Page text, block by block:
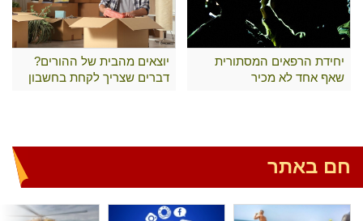
יחידת הרפאים המסתורית
שאף אחד לא מכיר
יוצאים מהבית של ההורים?
דברים שצריך לקחת בחשבון
חם באתר